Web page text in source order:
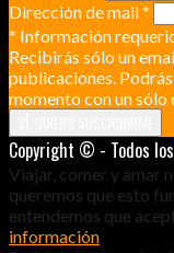
Dirección de mail*
* Información
Recibirás sólo un
publicaciones.
momento con un sólo
Copyright © - Todos
Viajar, comer y amar
queremos que esto
entendemos que
información